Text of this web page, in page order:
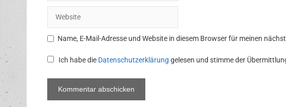
Adresse
Name, E-Mail-Adresse und Website in diesem Browser für meinen
Ich habe die Datenschutzerklärung gelesen und stimme der